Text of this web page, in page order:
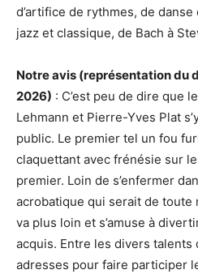
d’artifice de rythmes, de
jazz et classique, de Bach à
Notre avis (représentation du
2026) : C’est peu de dire que
Lehmann et Pierre-Yves Plat
public. Le premier tel un fou
claquettant avec frénésie sur
premier. Loin de s’enfermer
acrobatique qui serait de toute
va plus loin et s’amuse à
acquis. Entre les divers talents
adresses pour faire participer